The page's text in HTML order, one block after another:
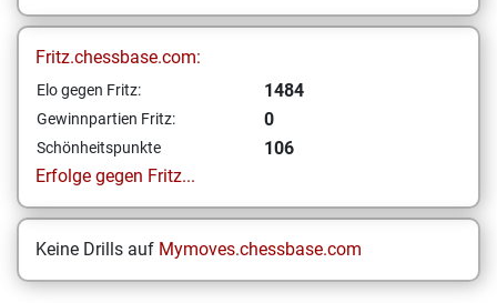
Fritz.chessbase.com:
Elo gegen Fritz: 1484
Gewinnpartien Fritz: 0
Schönheitspunkte
106
Erfolge gegen Fritz...
Keine Drills auf Mymoves.chessbase.com